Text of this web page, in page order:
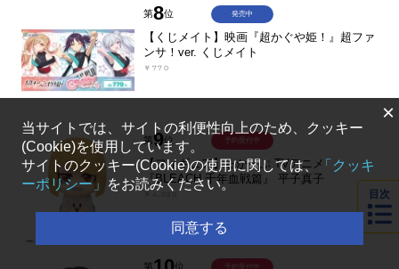
第8位
【くじメイト】映画『超かぐや姫！』超ファ
ンサ！ver. くじメイト
￥770
発売中
第9位
【フィギュア】るかっぷ TVアニメ
『BLEACH 千年血戦篇』 平子真子
￥4,020
予約受付中
第 位 予約受付中
目次
×
当サイトでは、サイトの利便性向上のため、クッキー
(Cookie)を使用しています。
サイトのクッキー(Cookie)の使用に関しては、「クッキ
ーポリシー」
をお読みください。
同意する